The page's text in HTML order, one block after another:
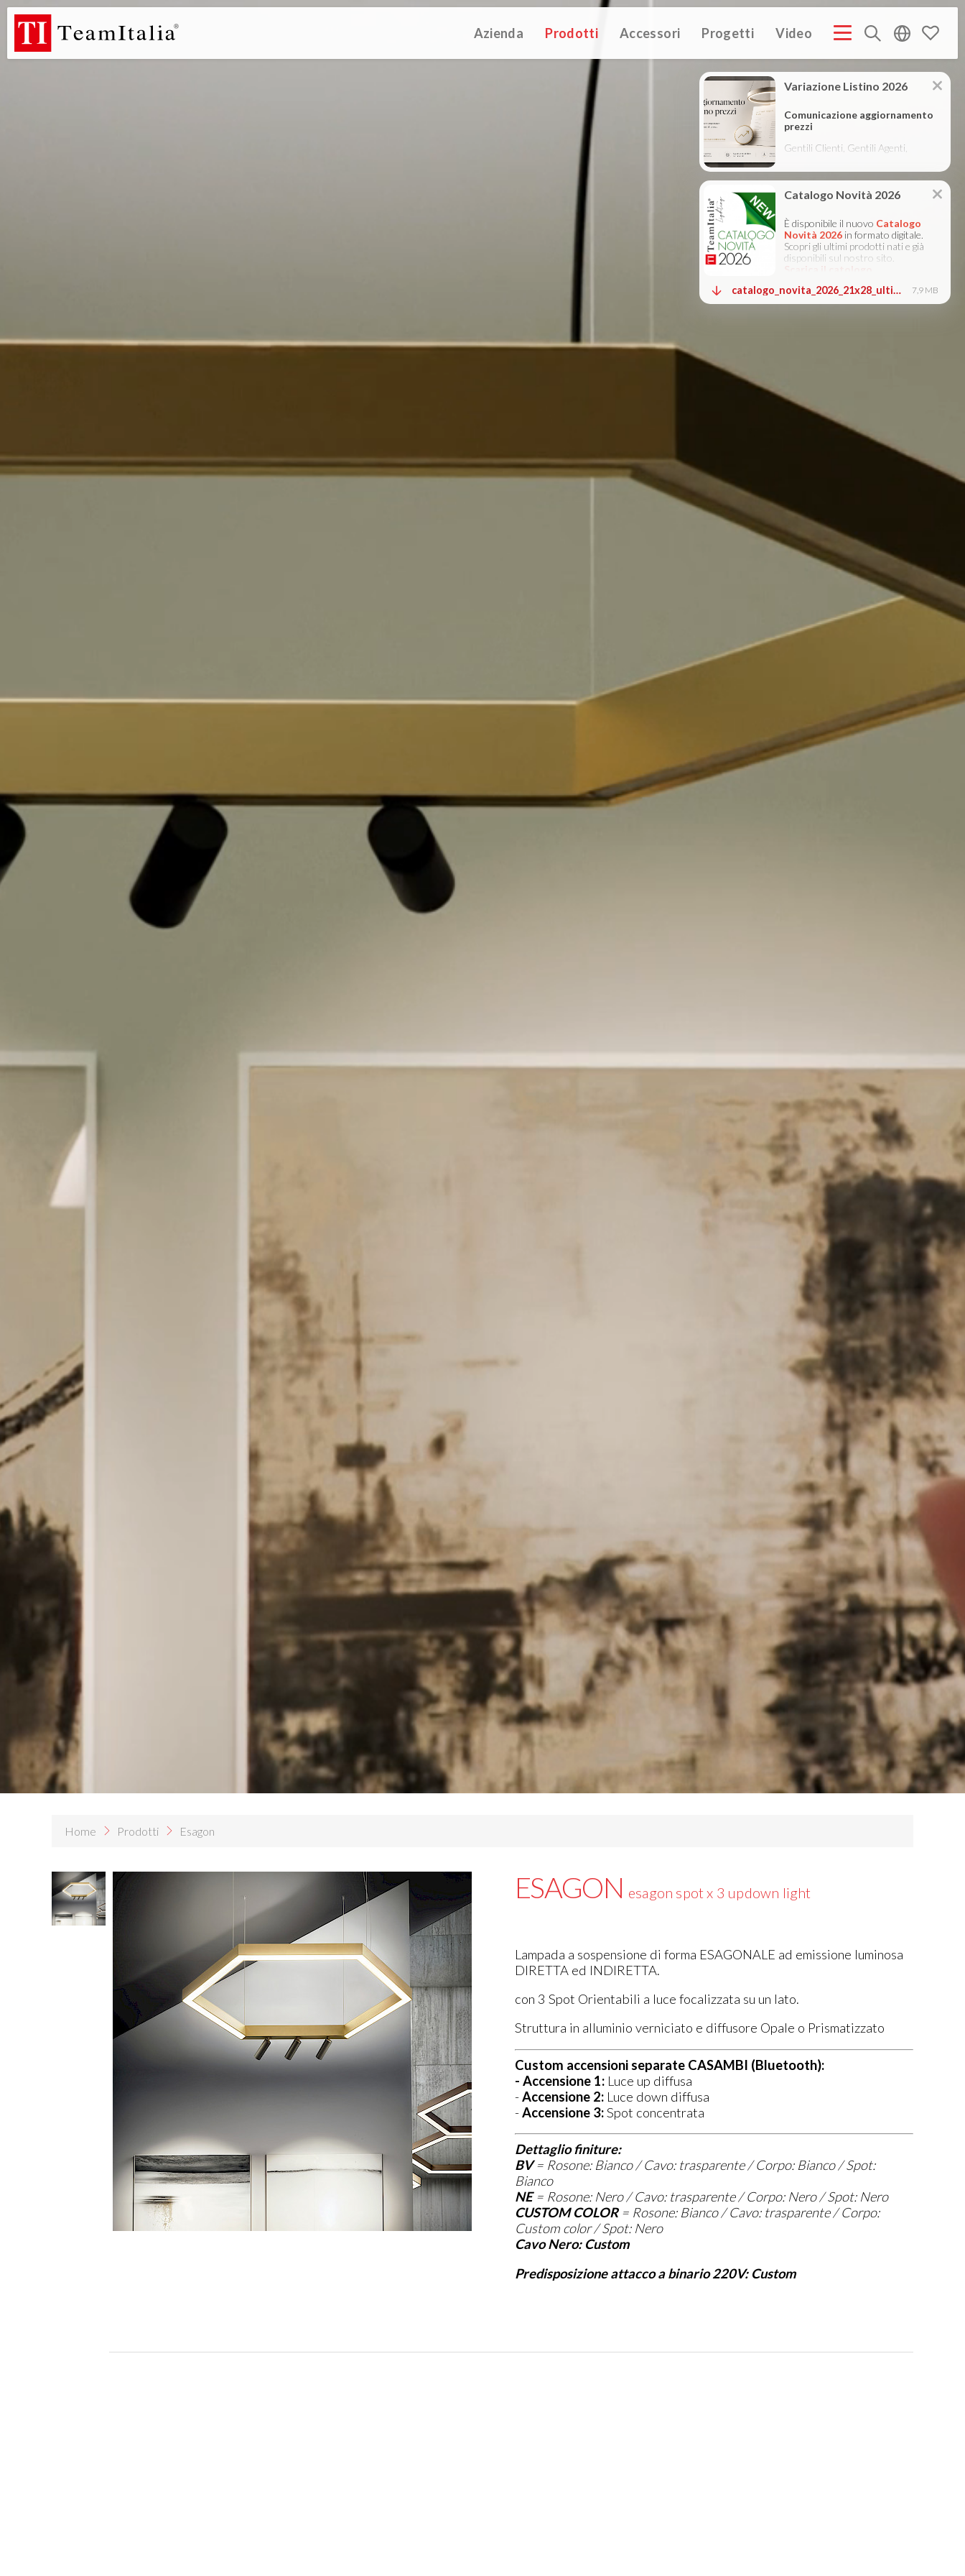
R Azienda Prodotti Accessori Progetti Video
Listino Prezzi - 2026 Catalogo Novità 2026 DECORATIVE CATALOGUE 2025 TECHNICAL CATALOGUE 2025 COMPANY PROFILE ITA COMPANY PROFILE GB
COMPANY PROFILE
Home Prodotti Esagon
ESAGON esagon spot x 3 updown light
Lampada a sospensione di forma ESAGONALE ad emissione luminosa
DIRETTA ed INDIRETTA.
con 3 Spot Orientabili a luce focalizzata su un lato.
Struttura in alluminio verniciato e diffusore Opale o Prismatizzato
Custom accensioni separate CASAMBI (Bluetooth):
- Accensione 1:Luce up diffusa
-Accensione 2: Luce down diffusa
-Accensione 3:Spot concentrata
Dettaglio finiture:
BV= Rosone: Bianco / Cavo: trasparente / Corpo: Bianco / Spot:
Bianco
NE= Rosone: Nero / Cavo: trasparente / Corpo: Nero / Spot: Nero
CUSTOM COLOR= Rosone: Bianco / Cavo: trasparente / Corpo:
Custom color / Spot: Nero
Cavo Nero: Custom
Predisposizione attacco a binario 220V: Custom